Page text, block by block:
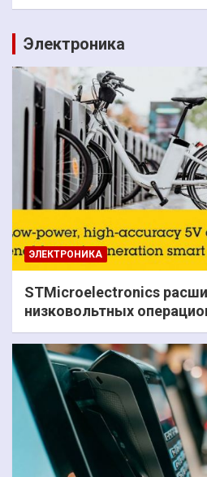
Электроника
ЭЛЕКТРОНИКА
STMicroelectronics
низковольтных